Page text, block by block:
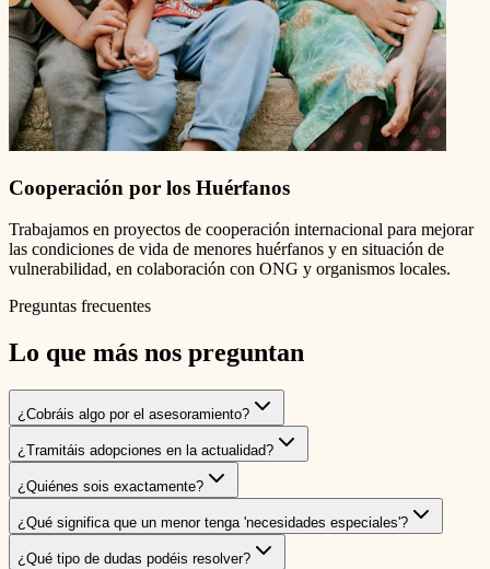
Cooperación por los Huérfanos
Trabajamos en proyectos de cooperación internacional para mejorar
las condiciones de vida de menores huérfanos y en situación de
vulnerabilidad, en colaboración con ONG y organismos locales.
Preguntas frecuentes
Lo que más nos preguntan
¿Cobráis algo por el asesoramiento?
¿Tramitáis adopciones en la actualidad?
¿Quiénes sois exactamente?
¿Qué significa que un menor tenga 'necesidades especiales'?
¿Qué tipo de dudas podéis resolver?